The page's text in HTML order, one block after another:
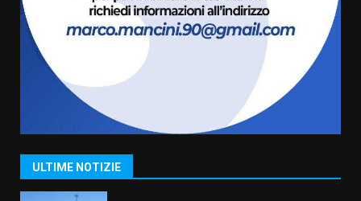
ULTIME NOTIZIE
La magia del Minareto e la prima
assoluta de “L’Albergo
Belvedere. Il rapimento”
6 Agosto 2026 06:15
1
“I Contestatori: Musica di
Rivoluzione”: nuovo
appuntamento con “Fasano in